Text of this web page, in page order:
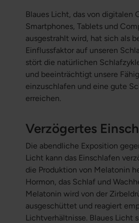
Blaues Licht, das von digitalen
Smartphones, Tablets und
ausgestrahlt wird, hat sich als
Einflussfaktor auf unseren
stört die natürlichen
und beeinträchtigt unsere
einzuschlafen und eine gute
erreichen.
Verzögertes
Die abendliche Exposition
Licht kann das Einschlafen
die Produktion von Melatonin
Hormon, das Schlaf und
Melatonin wird von der
ausgeschüttet und reagiert
Lichtverhältnisse. Blaues Licht